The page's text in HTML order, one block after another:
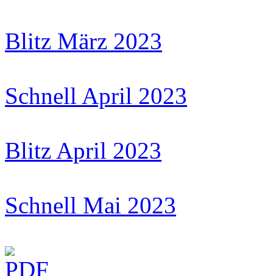
Blitz März 2023
Schnell April 2023
Blitz April 2023
Schnell Mai 2023